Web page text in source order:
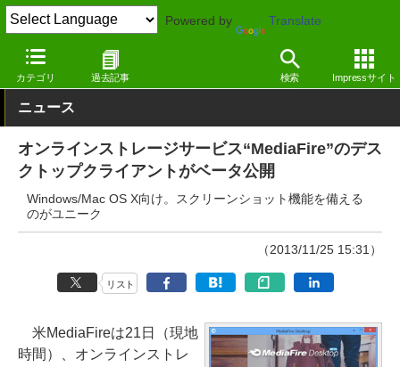
Powered by Translate
カテゴリ 過去記事 検索 Impressサイト
窓の杜 インターネット Windows
ニュース
オンラインストレージサービス“MediaFire”のデス
クトップクライアントがベータ公開
Windows/Mac OS X向け。スクリーンショット機能を備える
のがユニーク
（2013/11/25 15:31）
リスト
米MediaFireは21日（現地
時間）、オンラインストレ